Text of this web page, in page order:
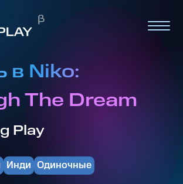
в Niko:
The Dream
Play
Инди Одиночные